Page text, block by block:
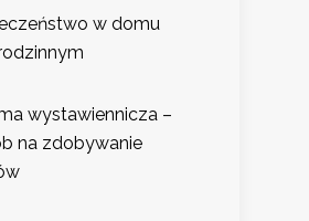
w domu
wystawiennicza –
na zdobywanie